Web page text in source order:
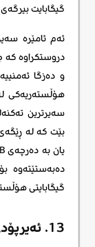
گیگابایت
ئەم ئامێرە
دروستکراوە کە
و دەزگا
هۆڵستەریەکی
سەیرترین
بێت کە لە
گیگابایتی
13. ئەیرپۆدی وەرگێڕ: